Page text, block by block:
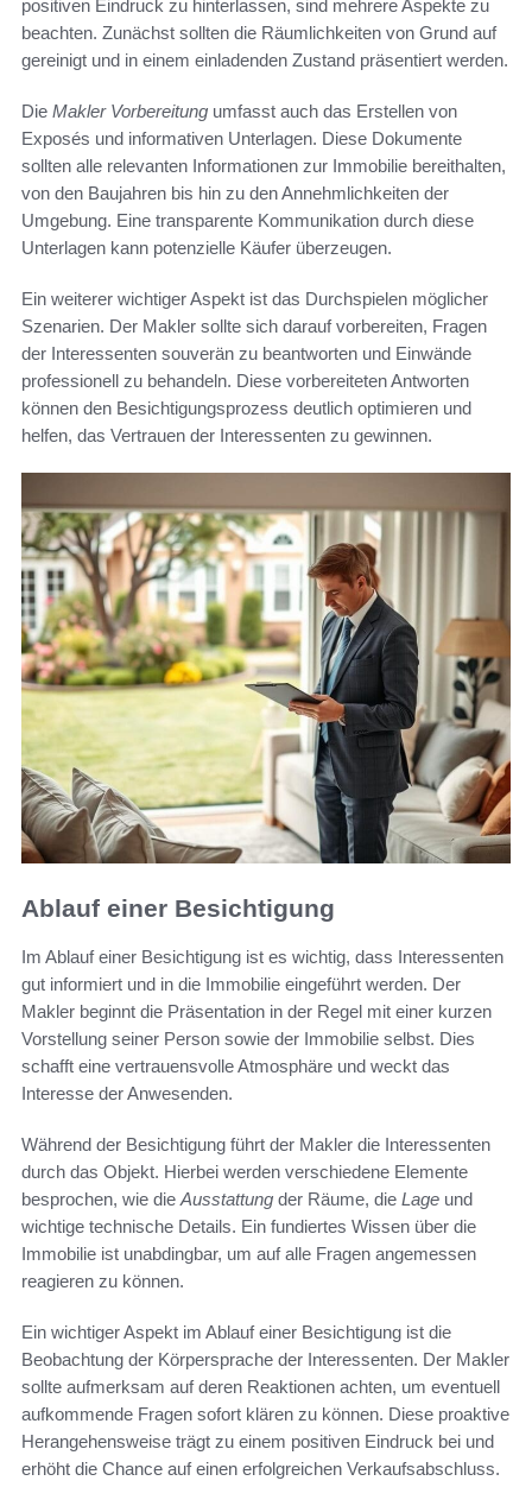
positiven Eindruck zu hinterlassen, sind mehrere Aspekte zu
beachten. Zunächst sollten die Räumlichkeiten von Grund auf
gereinigt und in einem einladenden Zustand präsentiert werden.
Die Makler Vorbereitung umfasst auch das Erstellen von
Exposés und informativen Unterlagen. Diese Dokumente
sollten alle relevanten Informationen zur Immobilie bereithalten,
von den Baujahren bis hin zu den Annehmlichkeiten der
Umgebung. Eine transparente Kommunikation durch diese
Unterlagen kann potenzielle Käufer überzeugen.
Ein weiterer wichtiger Aspekt ist das Durchspielen möglicher
Szenarien. Der Makler sollte sich darauf vorbereiten, Fragen
der Interessenten souverän zu beantworten und Einwände
professionell zu behandeln. Diese vorbereiteten Antworten
können den Besichtigungsprozess deutlich optimieren und
helfen, das Vertrauen der Interessenten zu gewinnen.
Ablauf einer Besichtigung
Im Ablauf einer Besichtigung ist es wichtig, dass Interessenten
gut informiert und in die Immobilie eingeführt werden. Der
Makler beginnt die Präsentation in der Regel mit einer kurzen
Vorstellung seiner Person sowie der Immobilie selbst. Dies
schafft eine vertrauensvolle Atmosphäre und weckt das
Interesse der Anwesenden.
Während der Besichtigung führt der Makler die Interessenten
durch das Objekt. Hierbei werden verschiedene Elemente
besprochen, wie die Ausstattung der Räume, die Lage und
wichtige technische Details. Ein fundiertes Wissen über die
Immobilie ist unabdingbar, um auf alle Fragen angemessen
reagieren zu können.
Ein wichtiger Aspekt im Ablauf einer Besichtigung ist die
Beobachtung der Körpersprache der Interessenten. Der Makler
sollte aufmerksam auf deren Reaktionen achten, um eventuell
aufkommende Fragen sofort klären zu können. Diese proaktive
Herangehensweise trägt zu einem positiven Eindruck bei und
erhöht die Chance auf einen erfolgreichen Verkaufsabschluss.